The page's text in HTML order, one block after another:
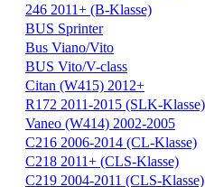
246 2011+ (B-Klasse)
BUS Sprinter
Bus Viano/Vito
BUS Vito/V-class
Citan (W415) 2012+
R172 2011-2015 (SLK-Klasse)
Vaneo (W414) 2002-2005
С216 2006-2014 (CL-Klasse)
С218 2011+ (CLS-Klasse)
С219 2004-2011 (CLS-Klasse)